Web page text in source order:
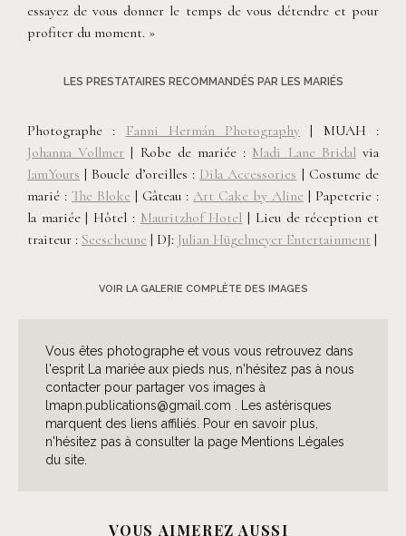
essayez de vous donner le temps de vous détendre et pour
profiter du moment. »
LES PRESTATAIRES RECOMMANDÉS PAR LES MARIÉS
Photographe : Fanni Hermán Photography | MUAH :
Johanna Vollmer | Robe de mariée : Madi Lane Bridalvia
IamYours | Boucle d’oreilles : Dila Accessories | Costume de
marié : The Bloke | Gâteau : Art Cake by Aline | Papeterie :
la mariée | Hôtel : Mauritzhof Hotel | Lieu de réception et
traiteur : Seescheune | DJ: Julian Hügelmeyer Entertainment |
VOIR LA GALERIE COMPLÈTE DES IMAGES
Vous êtes photographe et vous vous retrouvez dans
l'esprit La mariée aux pieds nus, n'hésitez pas à nous
contacter pour partager vos images à
lmapn.publications@gmail.com . Les astérisques
marquent des liens affiliés. Pour en savoir plus,
n'hésitez pas à consulter la page Mentions Légales
du site.
VOUS AIMEREZ AUSSI